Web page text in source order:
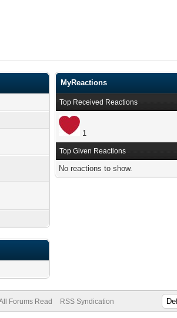
MyReactions
Top Received Reactions
1
Top Given Reactions
No reactions to show.
Forums Read RSS Syndication